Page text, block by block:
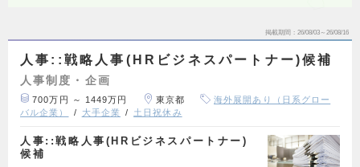
掲載期間 26/08/03～26/08/16
人事::戦略人事(HRビジネスパートナー)候補
人事制度・企画
700万円 ～ 1449万円 東京都
海外展開あり（日系グロー
バル企業）
大手企業 土日祝休み
人事::戦略人事(HRビジネスパートナー)
候補